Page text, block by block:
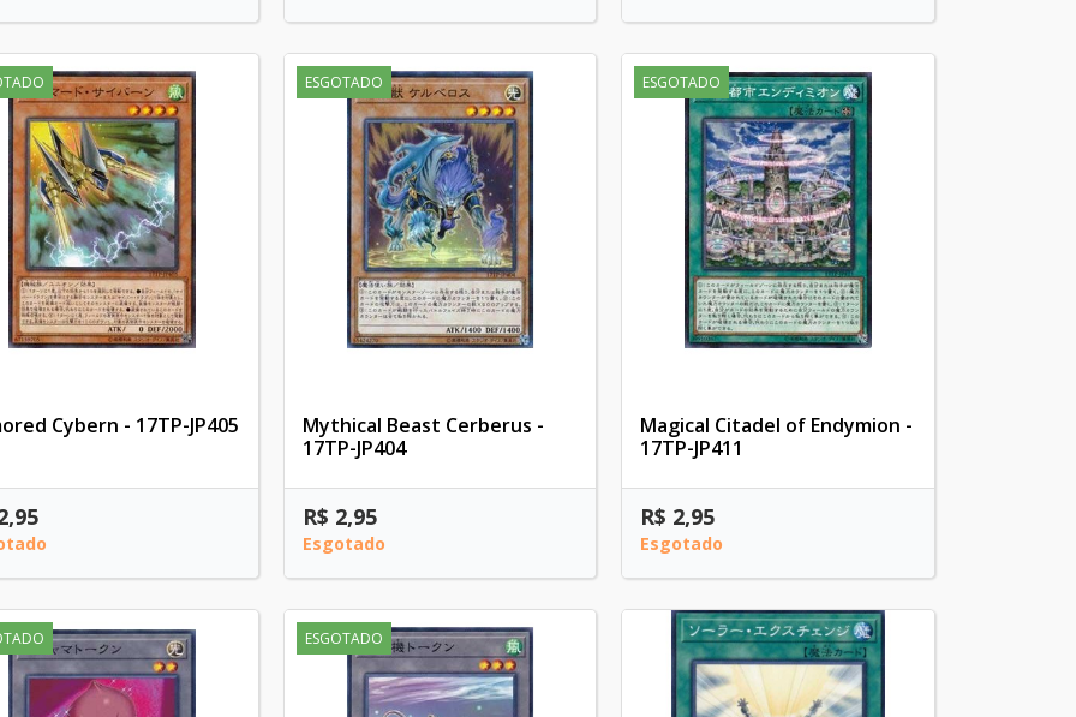
Cybern - 17TP-JP405
ESGOTADO
Mythical Beast Cerberus -
17TP-JP404
R$ 2,95
Esgotado
ESGOTADO
Magical Citadel of Endymion -
17TP-JP411
R$ 2,95
Esgotado
ESGOTADO